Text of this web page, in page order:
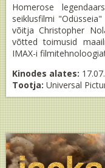
Homerose
seiklusfilmi
võitja Christopher
võtted toimusid
IMAX-i
Kinodes alates:
Tootja: Universal